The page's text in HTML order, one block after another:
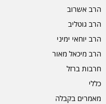
הרב אשרוב
הרב גוטליב
הרב יוחאי ימיני
הרב מיכאל מאור
חרבות ברזל
כללי
מאמרים בקבלה